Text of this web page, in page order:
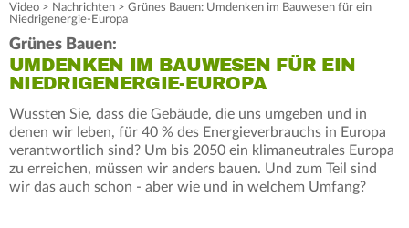
Video > Nachrichten > Grünes Bauen: Umdenken im Bauwesen für ein
Niedrigenergie-Europa
Grünes Bauen:
UMDENKEN IM BAUWESEN FÜR EIN
NIEDRIGENERGIE-EUROPA
Wussten Sie, dass die Gebäude, die uns umgeben und in
denen wir leben, für 40 % des Energieverbrauchs in Europa
verantwortlich sind? Um bis 2050 ein klimaneutrales Europa
zu erreichen, müssen wir anders bauen. Und zum Teil sind
wir das auch schon - aber wie und in welchem Umfang?